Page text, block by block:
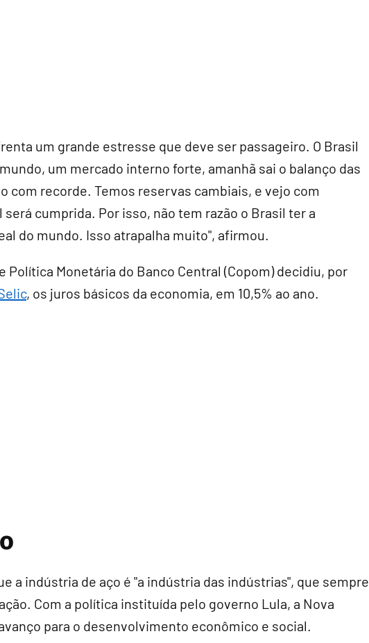
um grande estresse que deve ser passageiro. O Brasil
um mercado interno forte, amanhã sai o balanço das
com recorde. Temos reservas cambiais, e vejo com
cumprida. Por isso, não tem razão o Brasil ter a
do mundo. Isso atrapalha muito", afirmou.
Política Monetária do Banco Central (Copom) decidiu, por
, os juros básicos da economia, em 10,5% ao ano.
a indústria de aço é "a indústria das indústrias", que sempre
Com a política instituída pelo governo Lula, a Nova
para o desenvolvimento econômico e social.